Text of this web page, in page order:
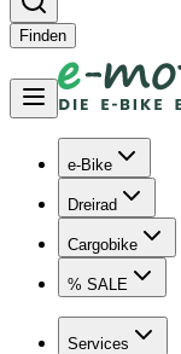
Finden
e-Bike
Dreirad
Cargobike
% SALE
Services